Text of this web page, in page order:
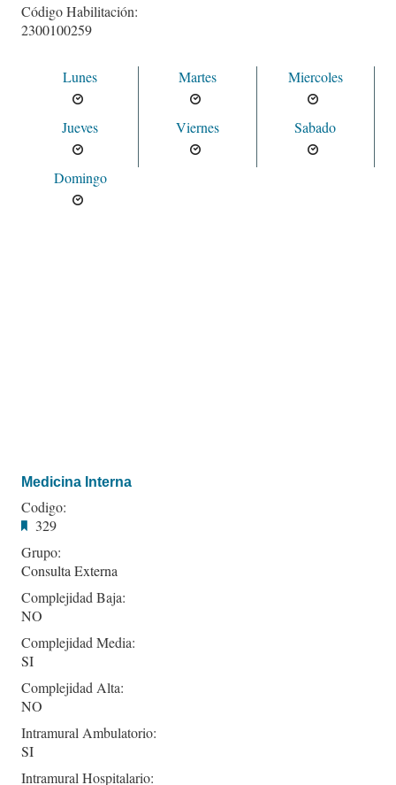
Código Habilitación:
2300100259
Lunes Martes Miercoles
Jueves Viernes Sabado
Domingo
Medicina Interna
Codigo:
329
Grupo:
Consulta Externa
Complejidad Baja:
NO
Complejidad Media:
SI
Complejidad Alta:
NO
Intramural Ambulatorio:
SI
Intramural Hospitalario: